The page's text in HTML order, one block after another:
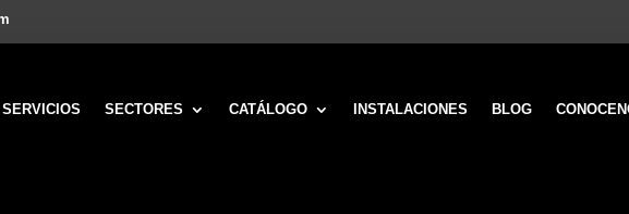
SERVICIOS SECTORES CATÁLOGO INSTALACIONES BLOG